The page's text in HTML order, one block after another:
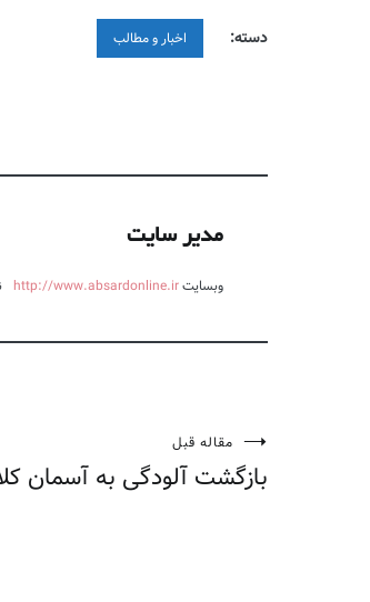
دسته: اخبار و مطالب
مدیر سایت
وبسایتhttp://www.absardonline.ir
راهبری
مقاله قبل
بازگشت آلودگی به آسمان